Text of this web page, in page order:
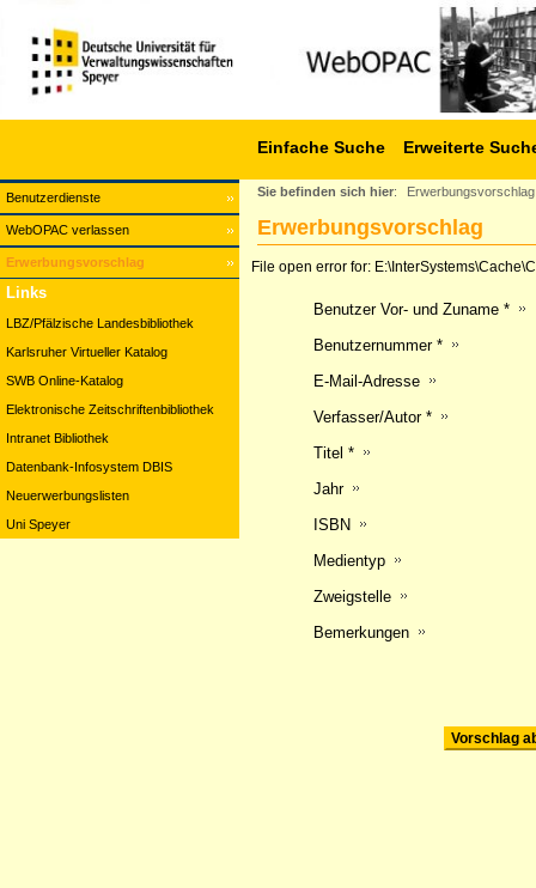
Benutzerdienste
WebOPAC verlassen
Erwerbungsvorschlag
Einfache Suche Erweiterte
Links
LBZ/Pfälzische Landesbibliothek
Karlsruher Virtueller Katalog
SWB Online-Katalog
Elektronische Zeitschriftenbibliothek
Intranet Bibliothek
Datenbank-Infosystem DBIS
Neuerwerbungslisten
Uni Speyer
Sie befinden sich hier: Erwerbungsvorschlag
Erwerbungsvorschlag
File open error for:
Benutzer Vor- und Zuname *
Benutzernummer *
E-Mail-Adresse
Verfasser/Autor *
Titel *
Jahr
ISBN
Medientyp
Zweigstelle
Bemerkungen